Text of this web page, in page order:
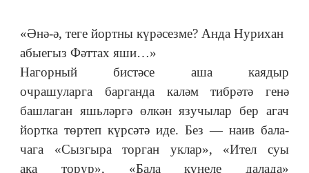
«Әнә-ә, теге йортны күрәсезме? Анда Нурихан
абыегыз Фәттах яши…»
Нагорный бистәсе аша каядыр
очрашуларга барганда каләм тибрәтә генә
башлаган яшьләргә өлкән язучылар бер агач
йортка төртеп күрсәтә иде. Без — наив бала-
чага «Сызгыра торган уклар», «Ител суы
ака торур», «Бала күңеле далада»